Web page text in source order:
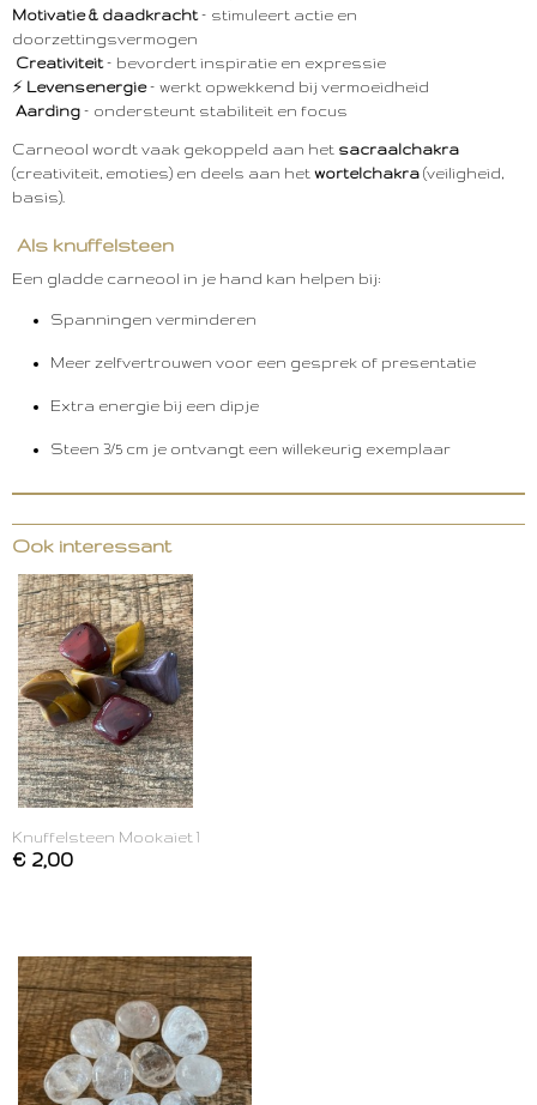
Motivatie & daadkracht– stimuleert actie en
doorzettingsvermogen
Creativiteit– bevordert inspiratie en expressie
⚡ Levensenergie– werkt opwekkend bij vermoeidheid
Aarding – ondersteunt stabiliteit en focus
Carneool wordt vaak gekoppeld aan het sacraalchakra
(creativiteit, emoties) en deels aan het wortelchakra (veiligheid,
basis).
Als knuffelsteen
Een gladde carneool in je hand kan helpen bij:
Spanningen verminderen
Meer zelfvertrouwen voor een gesprek of presentatie
Extra energie bij een dipje
Steen 3/5 cm je ontvangt een willekeurig exemplaar
Ook interessant
Knuffelsteen Mookaiet 1
€ 2,00